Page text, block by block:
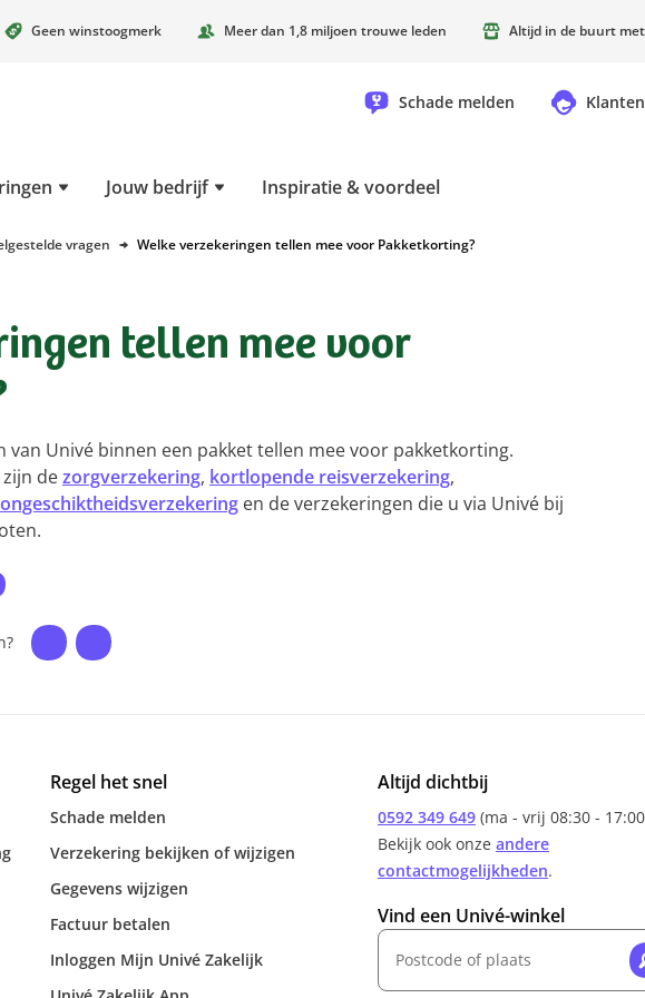
Geen winstoogmerk Meer dan 1,8 miljoen trouwe leden Altijd in de buurt
Schade melden
Jouw bedrijf Inspiratie & voordeel
vragen Welke verzekeringen tellen mee voor Pakketkorting?
tellen mee voor
Univé binnen een pakket tellen mee voor pakketkorting.
dezorgverzekering, kortlopende reisverzekering,
en de verzekeringen die u via Univé bij
Regel het snel
Schade melden
Verzekering bekijken of wijzigen
Gegevens wijzigen
Factuur betalen
Inloggen Mijn Univé Zakelijk
Altijd dichtbij
0592 349 649 (ma - vrij 08:30 -
Bekijk ook onze andere
contactmogelijkheden.
Vind een Univé-winkel